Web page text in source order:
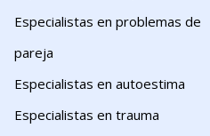
Especialistas en problemas de
pareja
Especialistas en autoestima
Especialistas en trauma